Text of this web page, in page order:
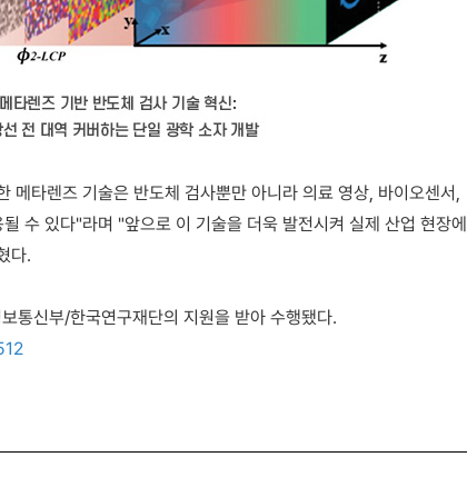
메타렌즈 기술은 반도체 검사뿐만 아니라 의료 영상, 바이오센서,
수 있다"라며 "앞으로 이 기술을 더욱 발전시켜 실제 산업 현장에
다.
통신부/한국연구재단의 지원을 받아 수행됐다.